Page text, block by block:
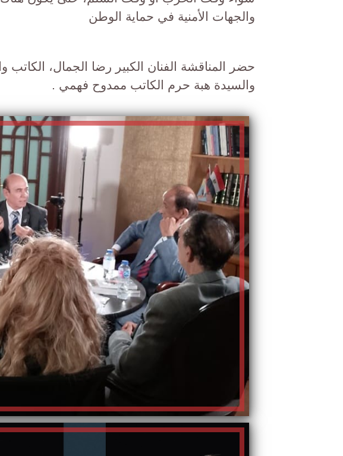
والجهات الأمنية في حماية الوطن
حضر المناقشة الفنان الكبير رضا الجمال، الكاتب
والسيدة هبة حرم الكاتب ممدوح فهمي .